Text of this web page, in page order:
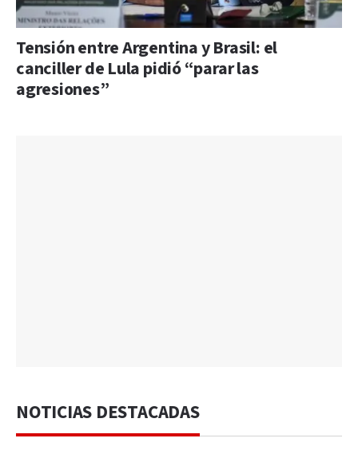
Tensión entre Argentina y Brasil: el
canciller de Lula pidió “parar las
agresiones”
NOTICIAS DESTACADAS